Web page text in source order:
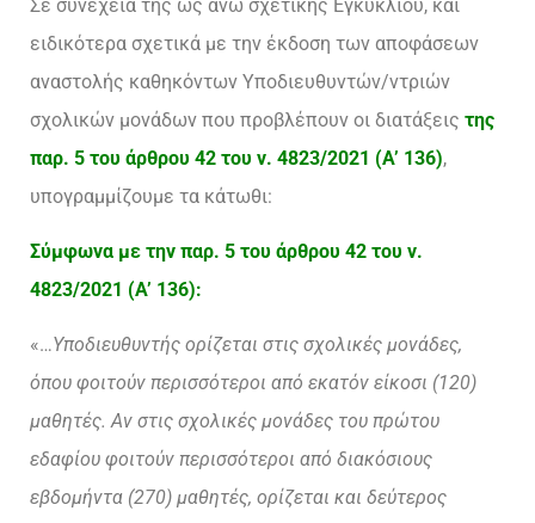
Σε συνέχεια της ως άνω σχετικής Εγκυκλίου, και
ειδικότερα σχετικά με την έκδοση των αποφάσεων
αναστολής καθηκόντων Υποδιευθυντών/ντριών
σχολικών μονάδων που προβλέπουν οι διατάξεις της
παρ. 5 του άρθρου 42 του ν. 4823/2021 (A’ 136),
υπογραμμίζουμε τα κάτωθι:
Σύμφωνα με την παρ. 5 του άρθρου 42 του ν.
4823/2021 (A’ 136):
«…Υποδιευθυντής ορίζεται στις σχολικές μονάδες,
όπου φοιτούν περισσότεροι από εκατόν είκοσι (120)
μαθητές. Αν στις σχολικές μονάδες του πρώτου
εδαφίου φοιτούν περισσότεροι από διακόσιους
εβδομήντα (270) μαθητές, ορίζεται και δεύτερος